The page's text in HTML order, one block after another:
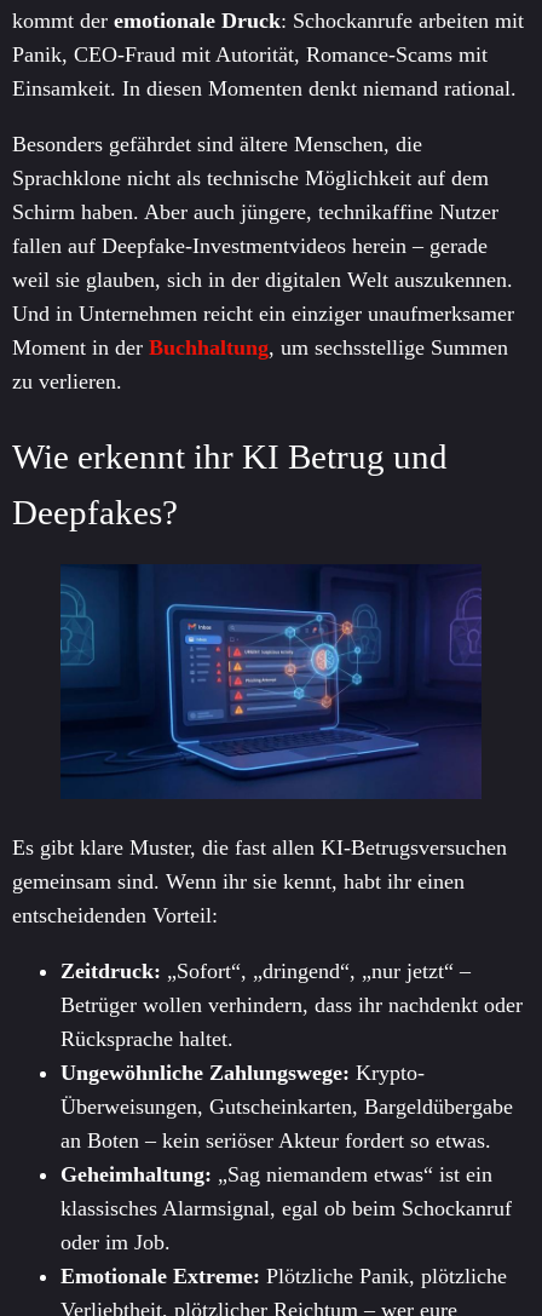
kommt der emotionale Druck: Schockanrufe arbeiten mit
Panik, CEO-Fraud mit Autorität, Romance-Scams mit
Einsamkeit. In diesen Momenten denkt niemand rational.
Besonders gefährdet sind ältere Menschen, die
Sprachklone nicht als technische Möglichkeit auf dem
Schirm haben. Aber auch jüngere, technikaffine Nutzer
fallen auf Deepfake-Investmentvideos herein – gerade
weil sie glauben, sich in der digitalen Welt auszukennen.
Und in Unternehmen reicht ein einziger unaufmerksamer
Moment in der Buchhaltung, um sechsstellige Summen
zu verlieren.
Wie erkennt ihr KI Betrug und
Deepfakes?
Es gibt klare Muster, die fast allen KI-Betrugsversuchen
gemeinsam sind. Wenn ihr sie kennt, habt ihr einen
entscheidenden Vorteil:
Zeitdruck: „Sofort“, „dringend“, „nur jetzt“ –
Betrüger wollen verhindern, dass ihr nachdenkt oder
Rücksprache haltet.
Ungewöhnliche Zahlungswege: Krypto-
Überweisungen, Gutscheinkarten, Bargeldübergabe
an Boten – kein seriöser Akteur fordert so etwas.
Geheimhaltung: „Sag niemandem etwas“ ist ein
klassisches Alarmsignal, egal ob beim Schockanruf
oder im Job.
Emotionale Extreme: Plötzliche Panik, plötzliche
Verliebtheit, plötzlicher Reichtum – wer eure